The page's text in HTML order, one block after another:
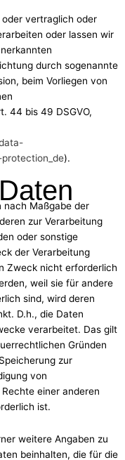
vertraglich oder
oder lassen wir
durch sogenannte
beim Vorliegen von
44 bis 49 DSGVO,
).
nach Maßgabe der
zur Verarbeitung
oder sonstige
der Verarbeitung
Zweck nicht erforderlich
weil sie für andere
sind, wird deren
D.h., die Daten
verarbeitet. Das gilt
Gründen
zur
von
einer anderen
ist.
weitere Angaben zu
beinhalten, die für die